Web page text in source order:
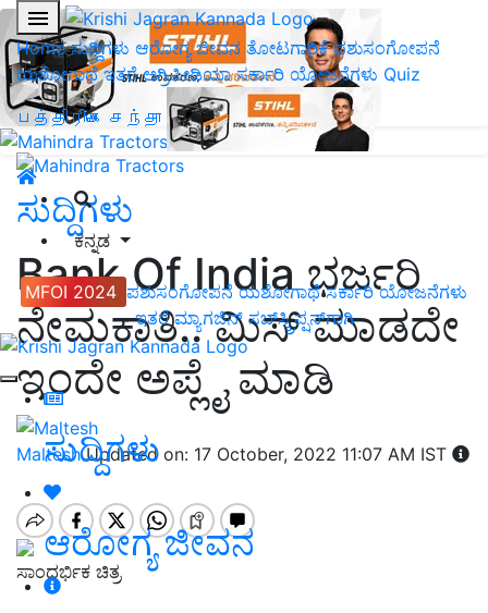
Home ಸುದ್ದಿಗಳು ಆರೋಗ್ಯ ಜೀವನ ತೋಟಗಾರಿಕೆಪಶುಸಂಗೋಪನೆ
ಯಶೋಗಾಥೆ ಇತರೆ ಅಗ್ರಿಪೀಡಿಯಾ ಸರ್ಕಾರಿ ಯೋಜನೆಗಳು Quiz
பத்திரிகை சந்தா
ಕನ್ನಡ
MFOI 2024 ಪಶುಸಂಗೋಪನೆ ಯಶೋಗಾಥೆ ಸರ್ಕಾರಿ ಯೋಜನೆಗಳು
ಇತರೆ ಮ್ಯಾಗಜಿನ್‌ ಸಬ್‌ಸ್ಕ್ರಿಪ್ಷನ್‌ಗಾಗಿ
ಸುದ್ದಿಗಳು
ಆರೋಗ್ಯ ಜೀವನ
ಸುದ್ದಿಗಳು
Bank Of India ಭರ್ಜರಿ
ನೇಮಕಾತಿ.. ಮಿಸ್‌ ಮಾಡದೇ
ಇಂದೇ ಅಪ್ಲೈ ಮಾಡಿ
MalteshUpdated on: 17 October, 2022 11:07 AM IST
ಸಾಂದರ್ಭಿಕ ಚಿತ್ರ